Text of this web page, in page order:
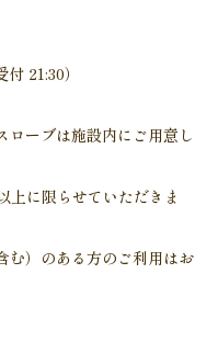
21:30）
ーブは施設内にご用意し
に限らせていただきま
）のある方のご利用はお